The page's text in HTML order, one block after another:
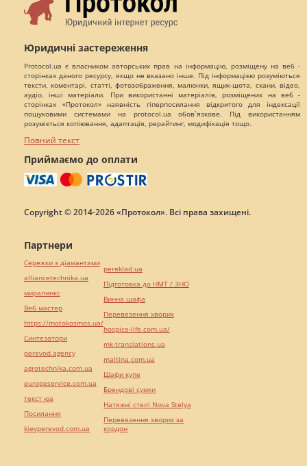
Юридичні застереження
Protocol.ua є власником авторських прав на інформацію, розміщену на веб -
сторінках даного ресурсу, якщо не вказано інше. Під інформацією розуміються
тексти, коментарі, статті, фотозображення, малюнки, ящик-шота, скани, відео,
аудіо, інші матеріали. При використанні матеріалів, розміщених на веб -
сторінках «Протокол» наявність гіперпосилання відкритого для індексації
пошуковими системами на protocol.ua обов`язкове. Під використанням
розуміється копіювання, адаптація, рерайтинг, модифікація тощо.
Повний текст
Приймаємо до оплати
Copyright © 2014-2026 «Протокол». Всі права захищені.
Партнери
Сережки з діамантами
alliancetechnika.ua
миралинкс
Веб мастер
https://motokosmos.ua/
Синтезатори
perevod.agency
agrotechnika.com.ua
europeservice.com.ua
текст юа
Посилання
kievperevod.com.ua
pereklad.ua
Підготовка до НМТ / ЗНО
Винна шафа
Перевезення хворих
hospice-life.com.ua/
mk-translations.ua
maltina.com.ua
Шафи купе
Брендові сумки
Натяжні стелі Nova Stelya
Перевезення хворих за
кордон